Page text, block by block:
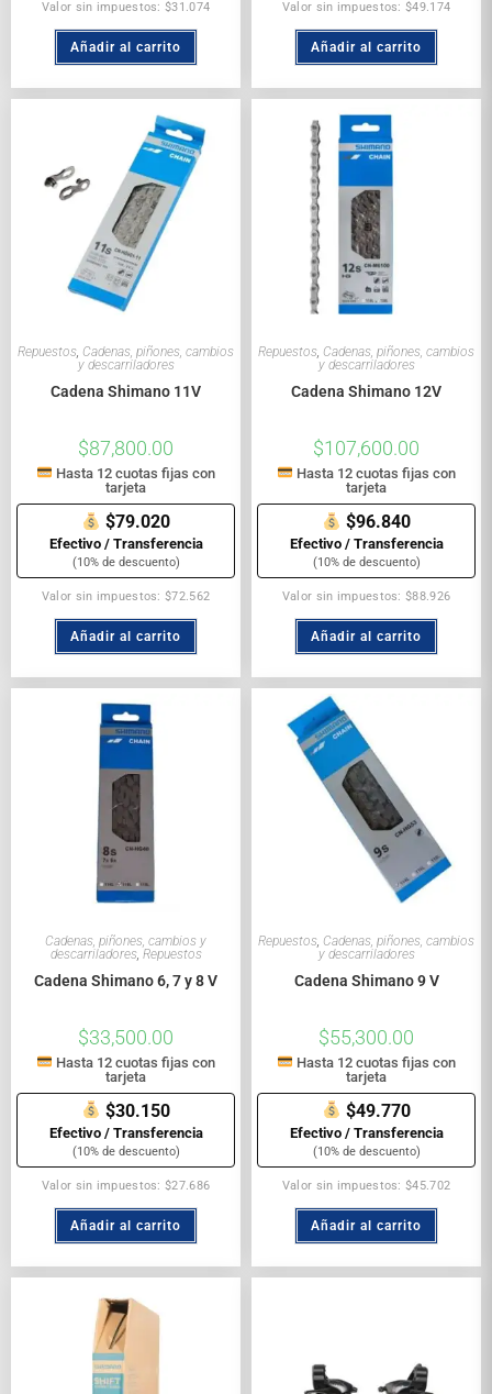
Valor sin impuestos: $31.074
Añadir al carrito
Valor sin impuestos: $49.174
Añadir al carrito
Repuestos, Cadenas, piñones, cambios
y descarriladores
Cadena Shimano 11V
$87,800.00
Hasta 12 cuotas fijas con
tarjeta
$79.020
Efectivo / Transferencia
(10% de descuento)
Valor sin impuestos: $72.562
Añadir al carrito
Repuestos, Cadenas, piñones, cambios
y descarriladores
Cadena Shimano 12V
$107,600.00
Hasta 12 cuotas fijas con
tarjeta
$96.840
Efectivo / Transferencia
(10% de descuento)
Valor sin impuestos: $88.926
Añadir al carrito
Cadenas, piñones, cambios y
descarriladores, Repuestos
Cadena Shimano 6, 7 y 8 V
$33,500.00
Hasta 12 cuotas fijas con
tarjeta
$30.150
Efectivo / Transferencia
(10% de descuento)
Valor sin impuestos: $27.686
Añadir al carrito
Repuestos, Cadenas, piñones, cambios
y descarriladores
Cadena Shimano 9 V
$55,300.00
Hasta 12 cuotas fijas con
tarjeta
$49.770
Efectivo / Transferencia
(10% de descuento)
Valor sin impuestos: $45.702
Añadir al carrito